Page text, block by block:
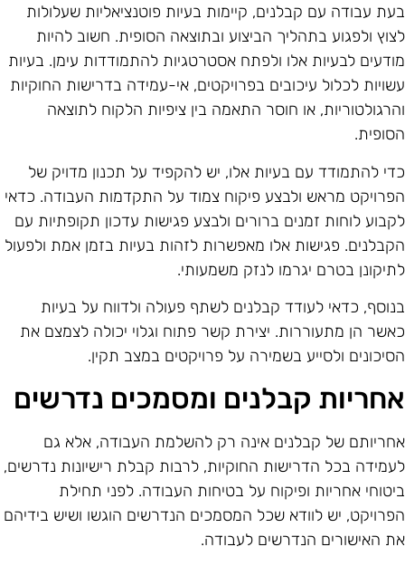
עבודה עם קבלנים, קיימות בעיות פוטנציאליות שעלולות
ולפגוע בתהליך הביצוע ובתוצאה הסופית. חשוב להיות
לבעיות אלו ולפתח אסטרטגיות להתמודדות עימן. בעיות
לכלול עיכובים בפרויקטים, אי-עמידה בדרישות החוקיות
או חוסר התאמה בין ציפיות הלקוח לתוצאה
להתמודד עם בעיות אלו, יש להקפיד על תכנון מדויק של
מראש ולבצע פיקוח צמוד על התקדמות העבודה. כדאי
לוחות זמנים ברורים ולבצע פגישות עדכון תקופתיות עם
פגישות אלו מאפשרות לזהות בעיות בזמן אמת ולפעול
בטרם יגרמו לנזק משמעותי.
כדאי לעודד קבלנים לשתף פעולה ולדווח על בעיות
הן מתעוררות. יצירת קשר פתוח וגלוי יכולה לצמצם את
ולסייע בשמירה על פרויקטים במצב תקין.
קבלנים ומסמכים נדרשים
של קבלנים אינה רק להשלמת העבודה, אלא גם
בכל הדרישות החוקיות, לרבות קבלת רישיונות נדרשים,
אחריות ופיקוח על בטיחות העבודה. לפני תחילת
יש לוודא שכל המסמכים הנדרשים הוגשו ושיש בידיהם
האישורים הנדרשים לעבודה.